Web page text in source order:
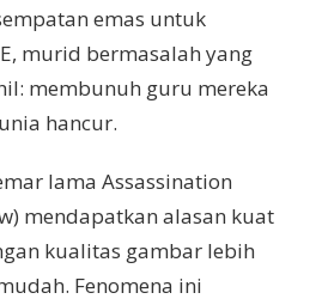
emas untuk
murid bermasalah yang
membunuh guru mereka
hancur.
lama Assassination
mendapatkan alasan kuat
kualitas gambar lebih
Fenomena ini